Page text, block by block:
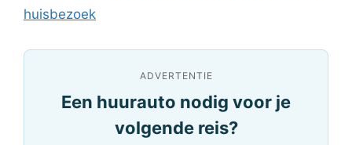
huisbezoek
ADVERTENTIE
Een huurauto nodig voor je
volgende reis?